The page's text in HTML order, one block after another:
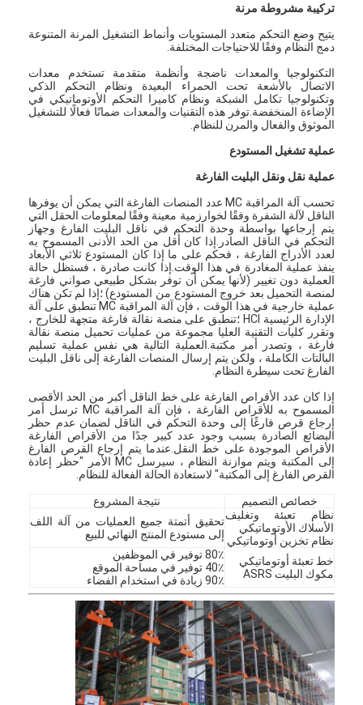
المنزل
المنتجات
حولنا
تركيبة مشروطة مرنة
يتيح وضع التحكم متعدد المستويات وأنماط التشغيل المرنة المتنوعة
دمج النظام وفقًا للاحتياجات المختلفة.
التكنولوجيا والمعدات ناضجة وأنظمة متقدمة تستخدم معدات
الاتصال بالأشعة تحت الحمراء البعيدة ونظام التحكم الذكي
وتكنولوجيا تكامل الشبكة ونظام كاميرا التحكم الأوتوماتيكي في
الإضاءة المنخفضة.توفر هذه التقنيات والمعدات ضمانًا فعالًا للتشغيل
الموثوق والفعال والمرن للنظام.
عملية تشغيل المستودع
عملية نقل ونقل البليت الفارغة
تحسب آلة المراقبة MC عدد المنصات الفارغة التي يمكن أن يوفرها
الناقل لآلة الشفرة وفقًا لخوارزمية معينة وفقًا لمعلومات الحقل التي
يتم إرجاعها بواسطة وحدة التحكم في ناقل البليت الفارغ وجهاز
التحكم في الناقل الصادر.إذا كان أقل من الحد الأدنى المسموح به
لعدد الأدراج الفارغة ، فحكم على ما إذا كان المستودع ثلاثي الأبعاد
ينفذ عملية المغادرة في هذا الوقت.إذا كانت صادرة ، فستظل حالة
العملية دون تغيير (لأنها يمكن أن توفر بشكل طبيعي صواني فارغة
لمنصة التحميل بعد خروج المستودع من المستودع) ؛إذا لم تكن هناك
عملية خارجية في هذا الوقت ، فإن آلة المراقبة MC تنطبق على آلة
الإدارة الرئيسية HCI ؛تنطبق على منصة نقالة فارغة متجهة للخارج ،
وتقرر كليات التقنية العليا مجموعة من عمليات تحميل منصة نقالة
فارغة ، وتصدر أمر مكتبة.العملية التالية هي نفس عملية تسليم
البالتات الكاملة ، ولكن يتم إرسال المنصات الفارغة إلى ناقل البليت
الفارغ تحت سيطرة النظام.
إذا كان عدد الأقراص الفارغة على خط الناقل أكبر من الحد الأقصى
المسموح به للأقراص الفارغة ، فإن آلة المراقبة MC ترسل أمر
إرجاع قرص فارغًا إلى وحدة التحكم في الناقل لضمان عدم حظر
البضائع الصادرة بسبب وجود عدد كبير جدًا من الأقراص الفارغة
الأقراص الموجودة على خط النقل.عندما يتم إرجاع القرص الفارغ
إلى المكتبة ويتم موازنة النظام ، سيرسل MC الأمر "حظر إعادة
القرص الفارغ إلى المكتبة" لاستعادة الحالة الفعالة للنظام.
خصائص التصميم
نتيجة المشروع
نظام تعبئة وتغليف
الأسلاك الأوتوماتيكي
نظام تخزين أوتوماتيكي
تحقيق أتمتة جميع العمليات من آلة اللف
إلى مستودع المنتج النهائي للبيع
خط تعبئة أوتوماتيكي
مكوك البليت ASRS
80٪ توفير في الموظفين
40٪ توفير في مساحة الموقع
90٪ زيادة في استخدام الفضاء